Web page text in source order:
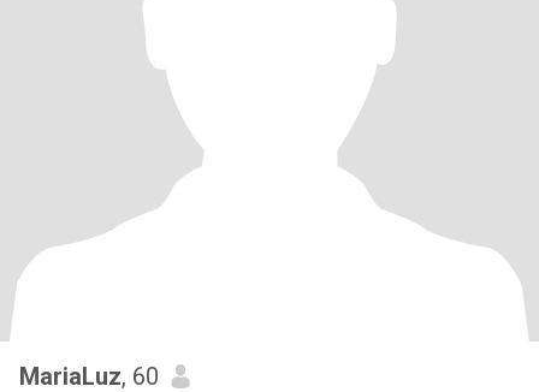
MariaLuz, 60